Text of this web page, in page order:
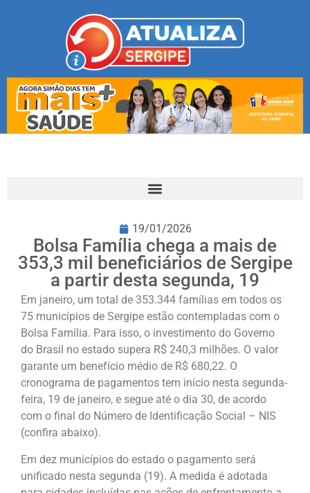
19/01/2026
Bolsa Família chega a mais de
353,3 mil beneficiários de Sergipe
a partir desta segunda, 19
Em janeiro, um total de 353.344 famílias em todos os
75 municípios de Sergipe estão contempladas com o
Bolsa Família. Para isso, o investimento do Governo
do Brasil no estado supera R$ 240,3 milhões. O valor
garante um benefício médio de R$ 680,22. O
cronograma de pagamentos tem início nesta segunda-
feira, 19 de janeiro, e segue até o dia 30, de acordo
com o final do Número de Identificação Social – NIS
(confira abaixo).
Em dez municípios do estado o pagamento será
unificado nesta segunda (19). A medida é adotada